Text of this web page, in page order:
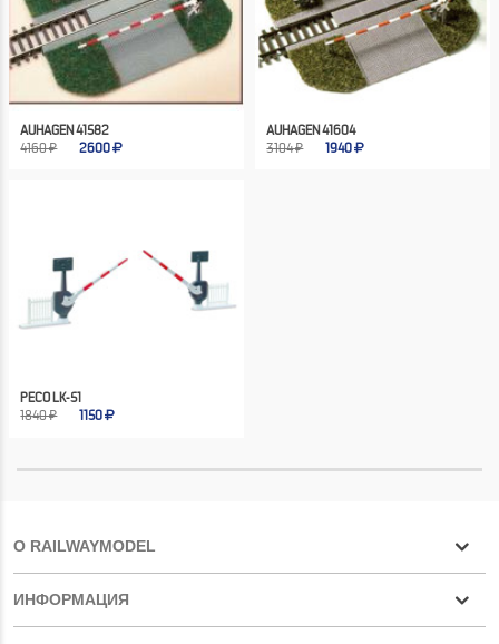
AUHAGEN 41582
4160 ₽
2600
AUHAGEN 41604
3104 ₽
1940
PECO LK-51
1840 ₽
1150
О RAILWAYMODEL
ИНФОРМАЦИЯ